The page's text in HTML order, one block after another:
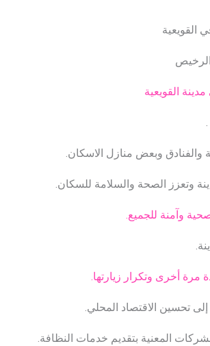
القويعية
الرخيص
القويعية
والفنادق وبعض منازل الاسكان.
وتعزز الصحة والسلامة للسكان.
وآمنة للجميع.
مرة أخرى وتكرار زيارتها.
تحسين الاقتصاد المحلي.
المعنية بتقديم خدمات النظافة.